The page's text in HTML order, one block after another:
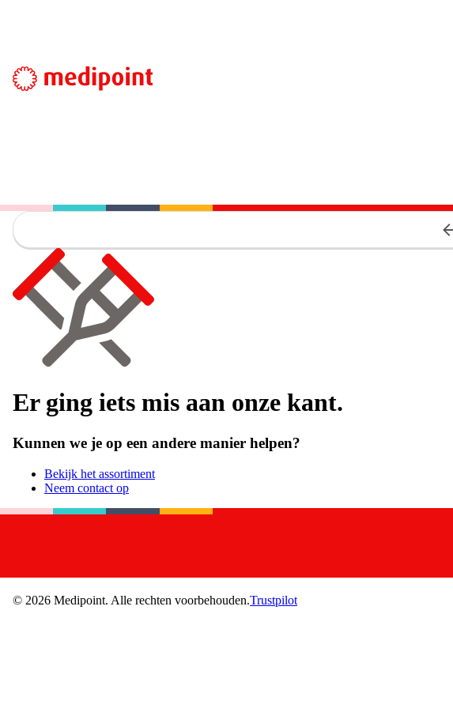
Er ging iets mis aan onze kant.
Kunnen we je op een andere manier helpen?
Bekijk het assortiment
Neem contact op
© 2026 Medipoint. Alle rechten voorbehouden.Trustpilot